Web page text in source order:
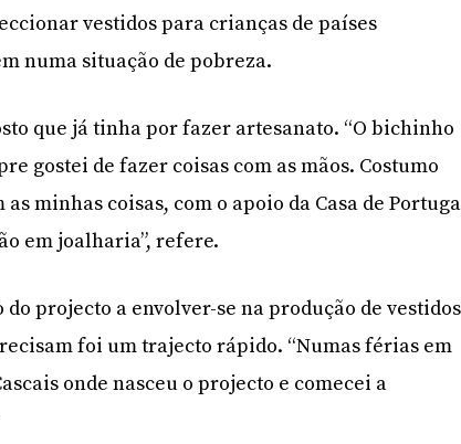
vestidos para crianças de países
numa situação de pobreza.
que já tinha por fazer artesanato. “O bichinho
gostei de fazer coisas com as mãos. Costumo
minhas coisas, com o apoio da Casa de
em joalharia”, refere.
projecto a envolver-se na produção de vestidos
foi um trajecto rápido. “Numas férias em
onde nasceu o projecto e comecei a